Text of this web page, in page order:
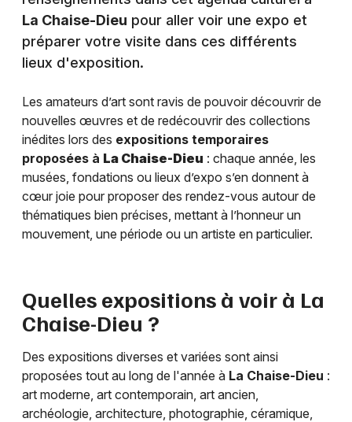
La Chaise-Dieu pour aller voir une expo et
préparer votre visite dans ces différents
lieux d'exposition.
Les amateurs d’art sont ravis de pouvoir découvrir de
nouvelles œuvres et de redécouvrir des collections
inédites lors des expositions temporaires
proposées à La Chaise-Dieu : chaque année, les
musées, fondations ou lieux d’expo s’en donnent à
cœur joie pour proposer des rendez-vous autour de
thématiques bien précises, mettant à l’honneur un
mouvement, une période ou un artiste en particulier.
Quelles expositions à voir à La
Chaise-Dieu ?
Des expositions diverses et variées sont ainsi
proposées tout au long de l'année à La Chaise-Dieu :
art moderne, art contemporain, art ancien,
archéologie, architecture, photographie, céramique,